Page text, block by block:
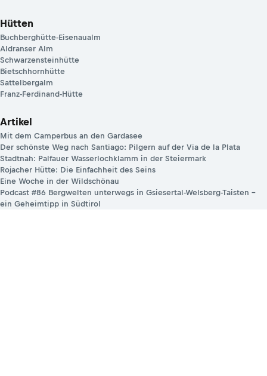
Hütten
Buchberghütte-Eisenaualm
Aldranser Alm
Schwarzensteinhütte
Bietschhornhütte
Sattelbergalm
Franz-Ferdinand-Hütte
Artikel
Mit dem Camperbus an den Gardasee
Der schönste Weg nach Santiago: Pilgern auf der Via de la Plata
Stadtnah: Palfauer Wasserlochklamm in der Steiermark
Rojacher Hütte: Die Einfachheit des Seins
Eine Woche in der Wildschönau
Podcast #86 Bergwelten unterwegs in Gsiesertal-Welsberg-Taisten –
ein Geheimtipp in Südtirol